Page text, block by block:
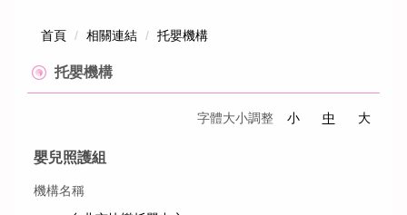
首頁 相關連結 托嬰機構
托嬰機構
字體大小調整 小 中 大
嬰兒照護組
機構名稱